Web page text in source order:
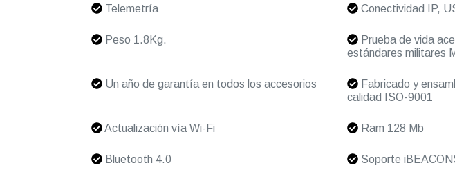
Telemetría Conectividad IP,
Peso 1.8Kg.
Prueba de vida
estándares militares
Un año de garantía en todos los accesorios
Fabricado y
calidad ISO-9001
Actualización vía Wi-Fi Ram 128 Mb
Bluetooth 4.0 Soporte